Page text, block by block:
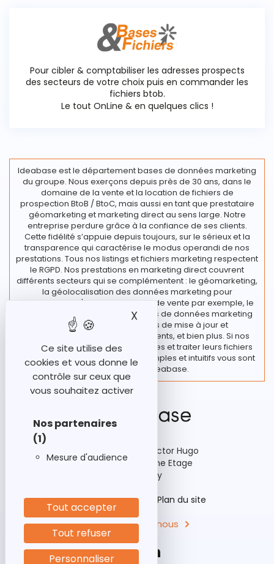
Pour cibler & comptabiliser les adresses prospects
des secteurs de votre choix puis en commander les
fichiers btob.
Le tout OnLine & en quelques clics !
Ideabase est le département bases de données marketing
du groupe. Nous exerçons depuis près de 30 ans, dans le
domaine de la vente et la location de fichiers de
prospection BtoB / BtoC, mais aussi en tant que prestataire
géomarketing et marketing direct au sens large. Notre
entreprise perdure grâce à la confiance de ses clients.
Cette fidélité s’appuie depuis toujours, sur le sérieux et la
transparence qui caractérise le modus operandi de nos
prestations. Tous nos listings et fichiers marketing respectent
le RGPD. Nos prestations en marketing direct couvrent
différents secteurs qui se complémentent : le géomarketing,
la géolocalisation des données marketing pour
l’implantation d'un nouveau point de vente par exemple, le
traitement de vos fichiers et bases de données marketing
regroupant diverses actions de mise à jour et
enrichissement de vos fichiers clients, et bien plus. Si nos
clients souhaitent rester autonomes et traiter leurs fichiers
en interne, des outils marketing simples et intuitifs vous sont
proposés chez Ideabase.
92-98 Boulevard Victor Hugo
Bâtiment A3, 15ème Etage
92110 Clichy
Historique
Aides Plan du site
Contactez-nous
Ce site utilise des
cookies et vous donne le
contrôle sur ceux que
vous souhaitez activer
Nos partenaires
(1)
Mesure d'audience
Tout accepter
Tout refuser
Personnaliser
X Masquer le bandeau